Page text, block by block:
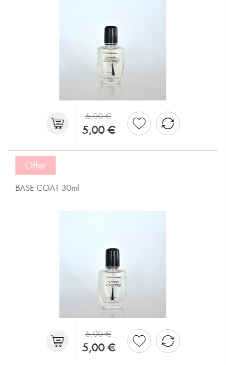
6,00 €
5,00 €
Offer
BASE COAT 30ml
6,00 €
5,00 €